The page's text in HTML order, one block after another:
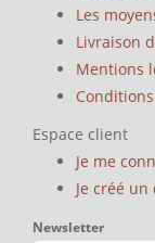
Les
Livraison
Mentions
Espace client
Je me
Je créé un
Newsletter